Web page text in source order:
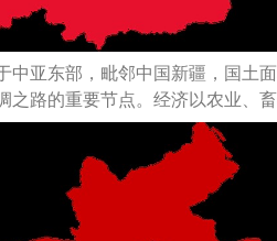
中亚东部，毗邻中国新疆，国土
之路的重要节点。经济以农业、